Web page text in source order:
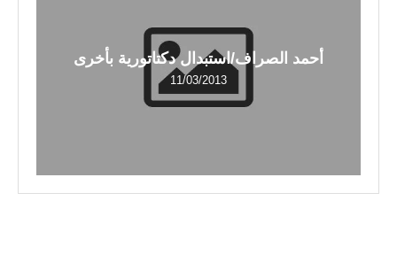
أحمد الصراف/استبدال دكتاتورية بأخرى
11/03/2013